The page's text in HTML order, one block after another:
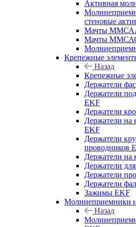
Активная
стеновые
Мачты
Мачты
Крепежные
Назад
Крепежные
Держатели
Держатели
EKF
Держатели
Держатели на
EKF
Держатели
проводников
Держатели на
Держатели
Держатели
Держатели
Зажимы EKF
Молниеприемники
Назад